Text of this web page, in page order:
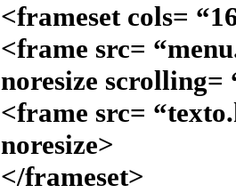
<frameset cols=
<frame src=
noresize scrolling=
<frame src=
noresize>
</frameset>